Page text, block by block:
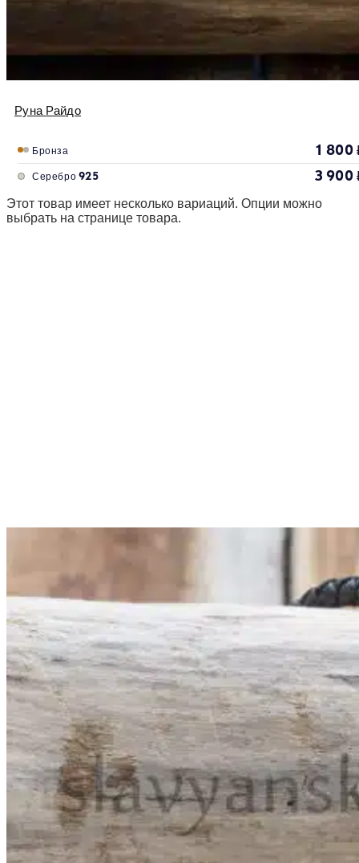
Руна Райдо
Бронза 1 800
Серебро 925 3 900
Этот товар имеет несколько вариаций. Опции можно
выбрать на странице товара.